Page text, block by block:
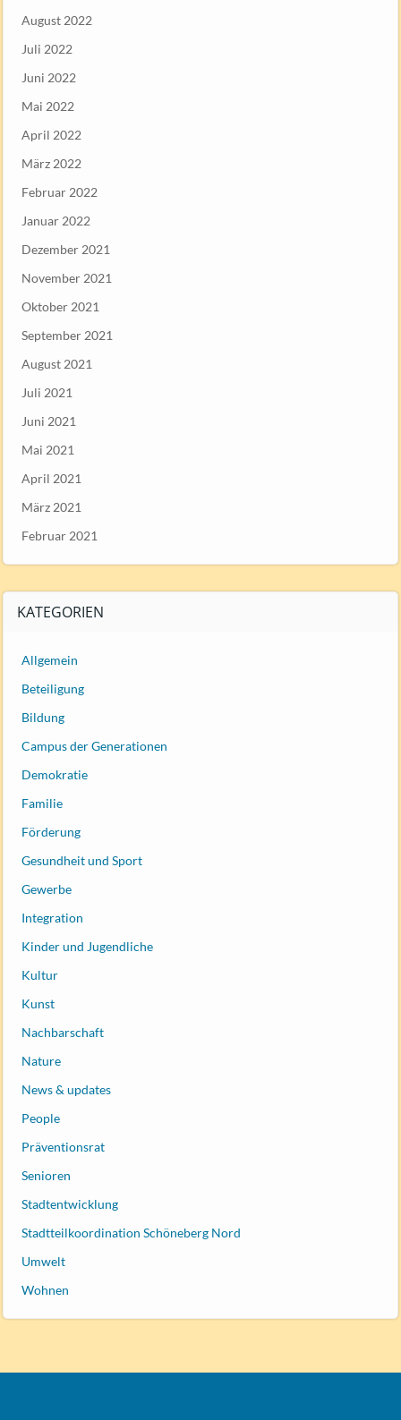
August 2022
Juli 2022
Juni 2022
Mai 2022
April 2022
März 2022
Februar 2022
Januar 2022
Dezember 2021
November 2021
Oktober 2021
September 2021
August 2021
Juli 2021
Juni 2021
Mai 2021
April 2021
März 2021
Februar 2021
KATEGORIEN
Allgemein
Beteiligung
Bildung
Campus der Generationen
Demokratie
Familie
Förderung
Gesundheit und Sport
Gewerbe
Integration
Kinder und Jugendliche
Kultur
Kunst
Nachbarschaft
Nature
News & updates
People
Präventionsrat
Senioren
Stadtentwicklung
Stadtteilkoordination Schöneberg Nord
Umwelt
Wohnen